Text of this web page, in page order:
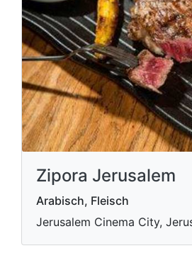
Zipora Jerusalem
Arabisch, Fleisch
Jerusalem Cinema City,